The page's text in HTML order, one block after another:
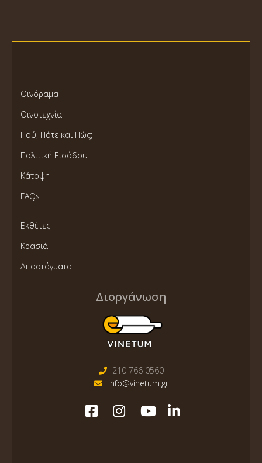
Οινόραμα
Οινοτεχνία
Πού, Πότε και Πώς;
Πολιτική Εισόδου
Κάτοψη
FAQs
Εκθέτες
Κρασιά
Αποστάγματα
Διοργάνωση
210 766 0560
info@vinetum.gr